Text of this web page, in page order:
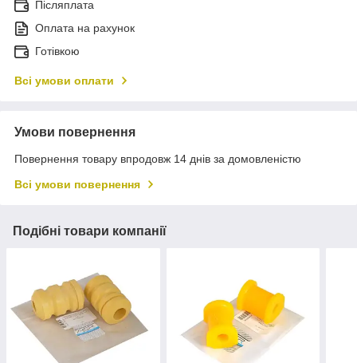
Післяплата
Оплата на рахунок
Готівкою
Всі умови оплати
Умови повернення
Повернення товару впродовж 14 днів за домовленістю
Всі умови повернення
Подібні товари компанії